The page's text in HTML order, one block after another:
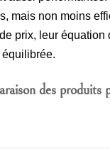
mais non moins
prix, leur équation
équilibrée.
des produits